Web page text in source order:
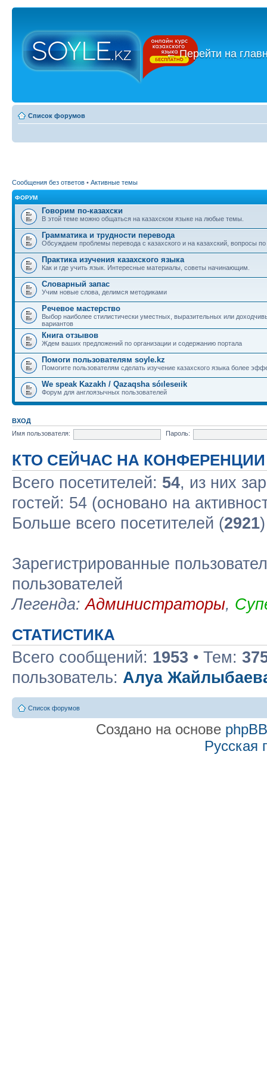
←Перейти на
Список форумов
Сообщения без ответов • Активные темы
ФОРУМ
Говорим по-казахски
В этой теме можно общаться на казахском языке на любые темы.
Грамматика и трудности перевода
Обсуждаем проблемы перевода с казахского и на казахский, вопросы
Практика изучения казахского языка
Как и где учить язык. Интересные материалы, советы начинающим.
Словарный запас
Учим новые слова, делимся методиками
Речевое мастерство
Выбор наиболее стилистически уместных, выразительных или
вариантов
Книга отзывов
Ждем ваших предложений по организации и содержанию портала
Помоги пользователям soyle.kz
Помогите пользователям сделать изучение казахского языка более
We speak Kazakh / Qazaqsha sóıleseıik
Форум для англоязычных пользователей
ВХОД
Имя пользователя:
Пароль:
КТО СЕЙЧАС НА КОНФЕРЕНЦИИ
Всего посетителей: 54, из них
гостей: 54 (основано на
Больше всего посетителей (2921
Зарегистрированные
пользователей
Легенда:Администраторы,
СТАТИСТИКА
Всего сообщений: 1953 • Тем:
пользователь: Алуа
Список форумов
Создано на основе phpBB
Русская